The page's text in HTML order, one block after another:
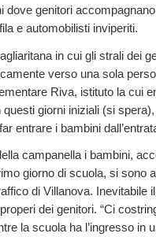
dove genitori
e automobilisti inviperiti.
in cui gli strali dei
verso una sola
Riva, istituto la cui
giorni iniziali (si
entrare i bambini
campanella i bambini,
giorno di scuola, si sono
di Villanova. Inevitabile
dei genitori. “Ci
la scuola ha l’ingresso in